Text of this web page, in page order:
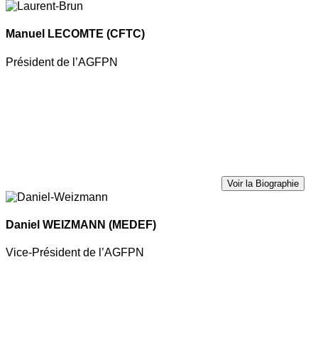
Manuel LECOMTE (CFTC)
Président de l’AGFPN
Voir la Biographie
Daniel WEIZMANN (MEDEF)
Vice-Président de l’AGFPN